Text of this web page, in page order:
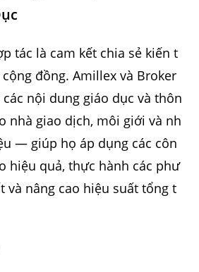
tác là cam kết chia sẻ kiến t
đồng. Amillex và Broker
nội dung giáo dục và thôn
nhà giao dịch, môi giới và nh
— giúp họ áp dụng các côn
hiệu quả, thực hành các phư
và nâng cao hiệu suất tổng t